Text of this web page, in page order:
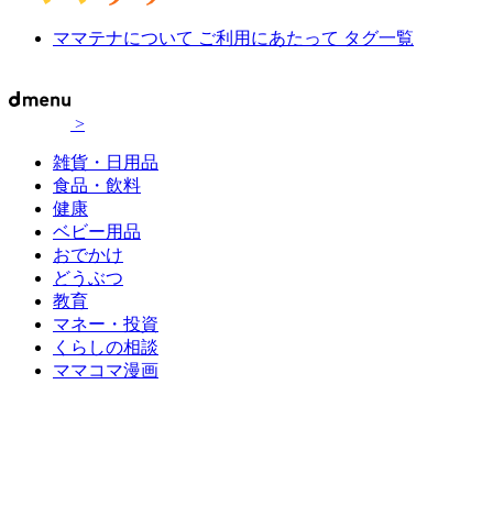
ママテナについて ご利用にあたって タグ一覧
>
雑貨・日用品
食品・飲料
健康
ベビー用品
おでかけ
どうぶつ
教育
マネー・投資
くらしの相談
ママコマ漫画